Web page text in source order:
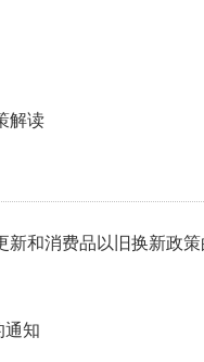
解读
新和消费品以旧换新政
通知